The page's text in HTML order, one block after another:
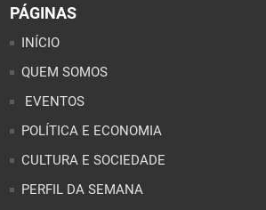
PÁGINAS
INÍCIO
QUEM SOMOS
EVENTOS
POLÍTICA E ECONOMIA
CULTURA E SOCIEDADE
PERFIL DA SEMANA